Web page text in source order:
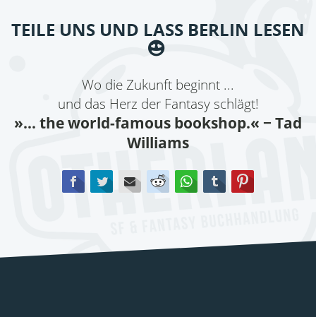
TEILE UNS UND LASS BERLIN LESEN
Wo die Zukunft beginnt ...
und das Herz der Fantasy schlägt!
»... the world-famous bookshop.« − Tad
Williams
FacebookTwitterE-mail Reddit WhatsApp
tumblr